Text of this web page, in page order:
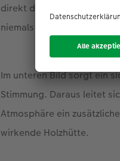
direkt dahinter noch das
niemals hätte einfangen
Im unteren Bild sorgt ein
Stimmung. Daraus leitet
Atmosphäre ein
wirkende Holzhütte.